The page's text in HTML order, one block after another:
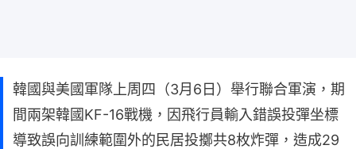
韓國與美國軍隊上周四（3月6日）舉行聯合軍演，期
間兩架韓國KF-16戰機，因飛行員輸入錯誤投彈坐標
導致誤向訓練範圍外的民居投擲共8枚炸彈，造成29